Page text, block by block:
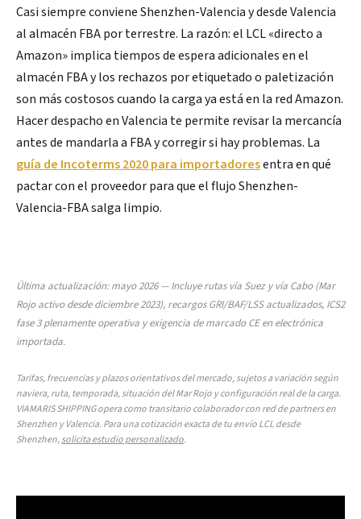
Casi siempre conviene Shenzhen-Valencia y desde Valencia
al almacén FBA por terrestre. La razón: el LCL «directo a
Amazon» implica tiempos de espera adicionales en el
almacén FBA y los rechazos por etiquetado o paletización
son más costosos cuando la carga ya está en la red Amazon.
Hacer despacho en Valencia te permite revisar la mercancía
antes de mandarla a FBA y corregir si hay problemas. La
guía de Incoterms 2020 para importadoresentra en qué
pactar con el proveedor para que el flujo Shenzhen-
Valencia-FBA salga limpio.
Última actualización: mayo 2026 — Incluye rutas vía Suez y vía Cabo (Mar
Rojo activo desde diciembre 2023), recargos GRI/BAF/LSS actualizados, ICS2
fase 3 plenamente operativa y exigencia de marcado CE en electrónica
importada.
Tarifas, frecuencias y plazos orientativos del mercado, sujetos a variación según
naviera, ruta, temporada, situación del Mar Rojo y configuración real de la carga.
VIAMARIS SHIPPING opera como transitario colaborador con red de partners en
Shenzhen y Valencia. Para una cotización exacta de tu envío LCL desde
Shenzhen,solicita estudio personalizado.